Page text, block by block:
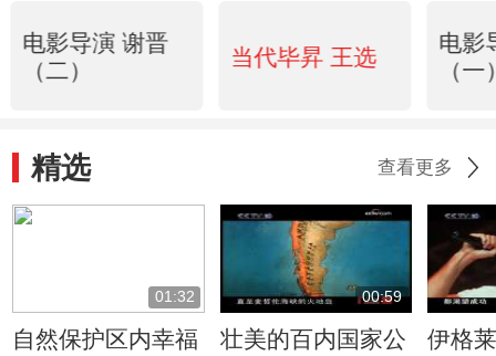
电影导演 谢晋
（二）
当代毕昇 王选
电影
（一
精选 查看更多
01:32
自然保护区内幸福
00:59
壮美的百内国家公
伊格